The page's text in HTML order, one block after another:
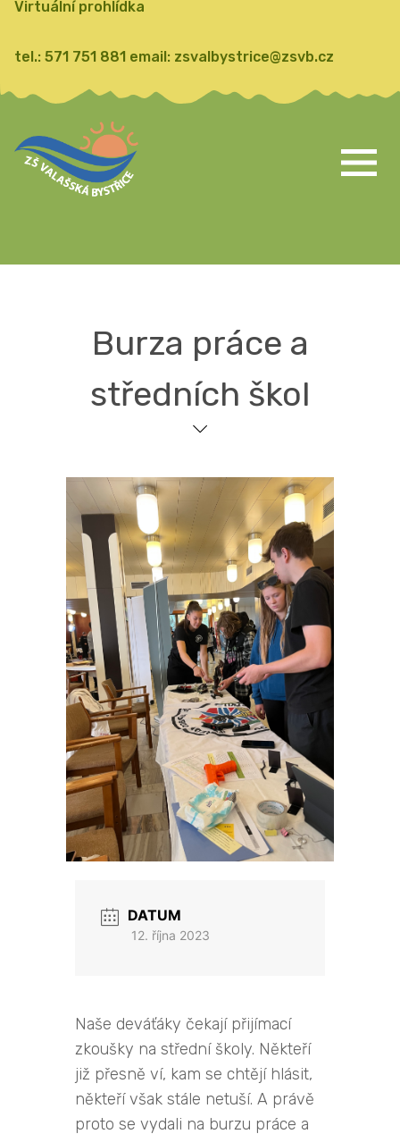
Virtuální prohlídka
tel.: 571 751 881 email: zsvalbystrice@zsvb.cz
Burza práce a
středních škol
DATUM
12. října 2023
Naše deváťáky čekají přijímací
zkoušky na střední školy. Někteří
již přesně ví, kam se chtějí hlásit,
někteří však stále netuší. A právě
proto se vydali na burzu práce a